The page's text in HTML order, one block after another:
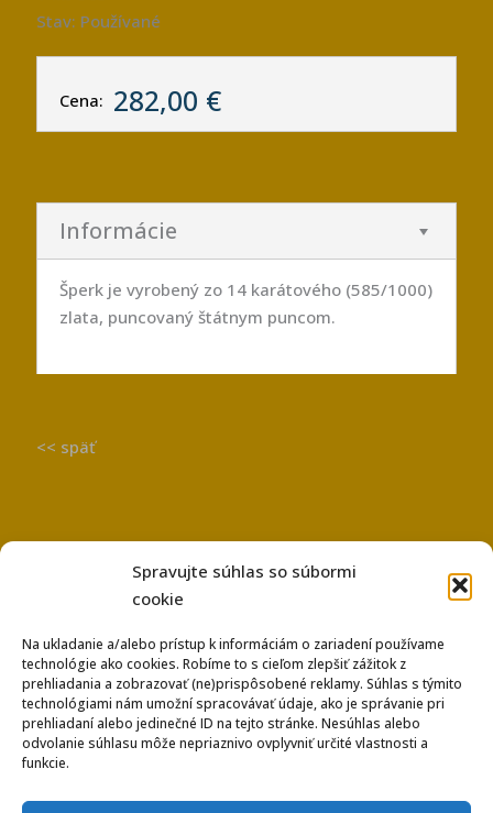
Spravujte súhlas so súbormi
cookie
Na ukladanie a/alebo prístup k informáciám o zariadení používame
technológie ako cookies. Robíme to s cieľom zlepšiť zážitok z
prehliadania a zobrazovať (ne)prispôsobené reklamy. Súhlas s týmito
technológiami nám umožní spracovávať údaje, ako je správanie pri
prehliadaní alebo jedinečné ID na tejto stránke. Nesúhlas alebo
odvolanie súhlasu môže nepriaznivo ovplyvniť určité vlastnosti a
funkcie.
Stav: Používané
Cena: 282,00 €
Informácie
Šperk je vyrobený zo 14 karátového (585/1000)
zlata, puncovaný štátnym puncom.
<< späť
Používanie súborov Cookies
Ochrana osobných údajov